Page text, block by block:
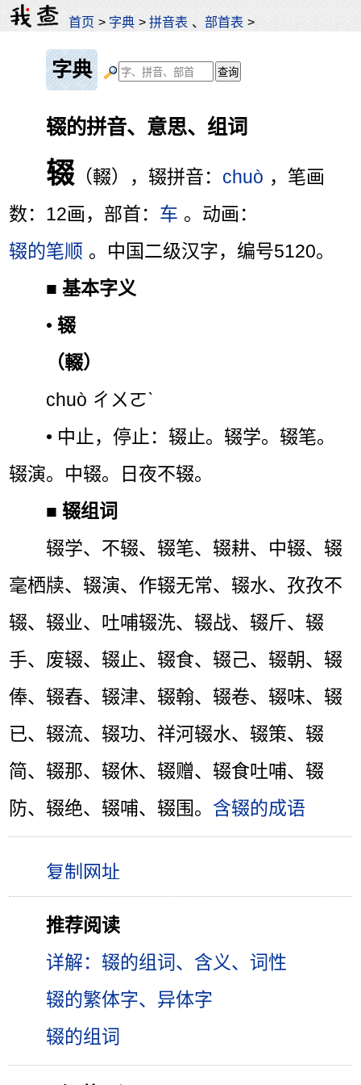
首页 > 字典 >拼音表 、部首表 >
字典
辍的拼音、意思、组词
辍 （輟），辍拼音： chuò ，笔画
数：12画，部首： 车 。动画：
辍的笔顺 。中国二级汉字，编号5120。
■基本字义
• 辍
（輟）
chuò ㄔㄨㄛˋ
• 中止，停止：辍止。辍学。辍笔。
辍演。中辍。日夜不辍。
■ 辍组词
辍学、不辍、辍笔、辍耕、中辍、辍
毫栖牍、辍演、作辍无常、辍水、孜孜不
辍、辍业、吐哺辍洗、辍战、辍斤、辍
手、废辍、辍止、辍食、辍己、辍朝、辍
俸、辍舂、辍津、辍翰、辍卷、辍味、辍
已、辍流、辍功、祥河辍水、辍策、辍
简、辍那、辍休、辍赠、辍食吐哺、辍
防、辍绝、辍哺、辍围。 含辍的成语
推荐阅读
详解：辍的组词、含义、词性
辍的繁体字、异体字
辍的组词